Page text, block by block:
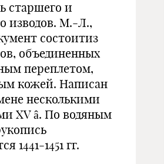
старшего и
изводов. М.-Л.,
состоитиз
объединенных
переплетом,
кожей. Написан
несколькими
XV â. По водяным
1441-1451 гг.